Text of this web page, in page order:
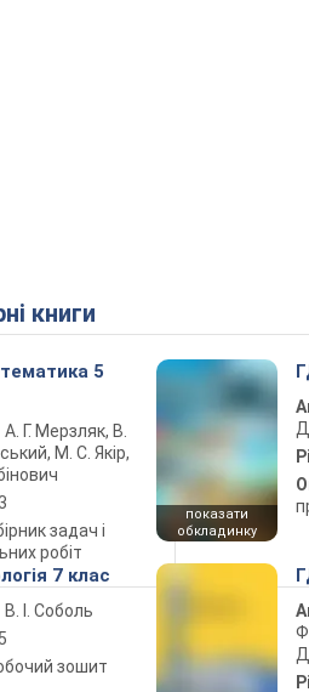
книги
5
А. Г. Мерзляк, В.
М. С. Якір,
задач і
робіт
показати
обкладинку
7 клас
В. І. Соболь
зошит